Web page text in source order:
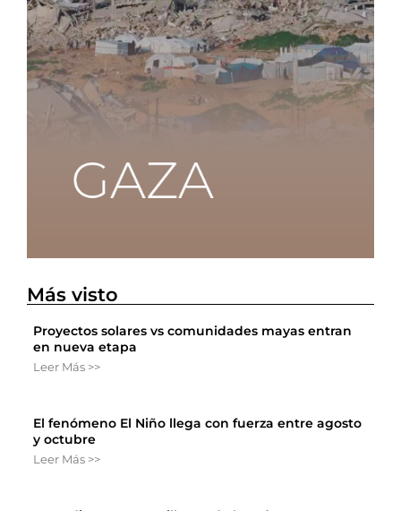
Más visto
Proyectos solares vs comunidades mayas entran
en nueva etapa
Leer Más >>
El fenómeno El Niño llega con fuerza entre agosto
y octubre
Leer Más >>